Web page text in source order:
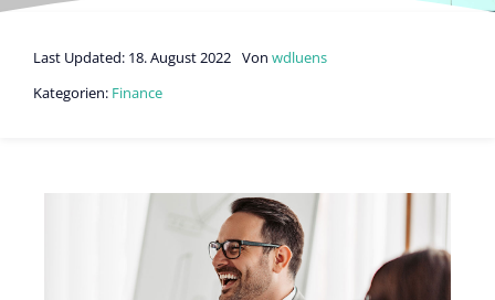
Last Updated: 18. August 2022 Von wdluens
Kategorien: Finance